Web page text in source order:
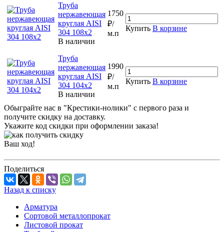
Труба
нержавеющая
круглая AISI
304 108х2
В наличии
1750
₽/
м.п
Купить В корзине
Труба
нержавеющая
круглая AISI
304 104х2
В наличии
1990
₽/
м.п
Купить В корзине
Обыграйте нас в "Крестики-нолики" с первого раза и
получите скидку на доставку.
Укажите код скидки при оформлении заказа!
Ваш ход!
Поделиться
Назад к списку
Арматура
Сортовой металлопрокат
Листовой прокат